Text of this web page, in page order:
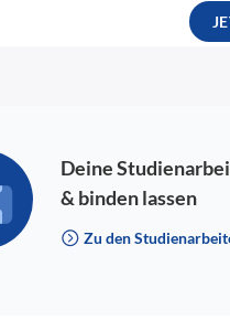
Deine
& binden lassen
Zu den